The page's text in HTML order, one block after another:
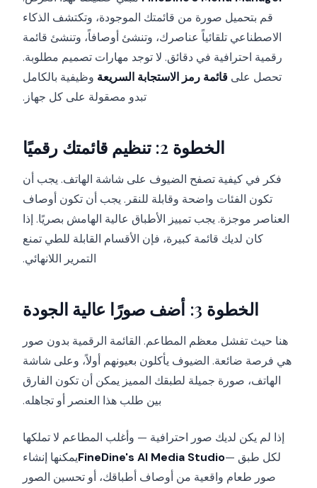
قم بتحميل صورة من قائمتك الموجودة، وتكتشف الذكاء
الاصطناعي تلقائياً عناصرك، وتنشئ أوصافاً، وتنشئ قائمة
رقمية احترافية في دقائق. لا توجد مهارات تصميم مطلوبة.
تحصل على قائمة رمز الاستجابة السريعة وظيفية بالكامل
تبدو مصقولة على كل جهاز.
الخطوة 2: تنظيم قائمتك رقميًا
فكر في كيفية تصفح الضيوف على شاشة الهاتف. يجب أن
تكون الفئات واضحة وقابلة للنقر. يجب أن تكون أوصاف
العناصر موجزة. يجب تمييز الأطباق عالية الهامش بصريًا. إذا
كان لديك قائمة كبيرة، فإن الأقسام القابلة للطي تمنع
التمرير اللانهائي.
الخطوة 3: أضف صورًا عالية الجودة
هنا حيث تفشل معظم المطاعم. القائمة الرقمية بدون صور
هي فرصة ضائعة. الضيوف يأكلون بعيونهم أولاً، وعلى شاشة
الهاتف، صورة جميلة لطبقك المميز يمكن أن تكون الفارق
بين طلب هذا العنصر أو تجاهله.
إذا لم يكن لديك صور احترافية — وأغلب المطاعم لا تملكها
لكل طبق —FineDine's AI Media Studioيمكنها إنشاء
صور طعام واقعية من أوصاف أطباقك، أو تحسين الصور